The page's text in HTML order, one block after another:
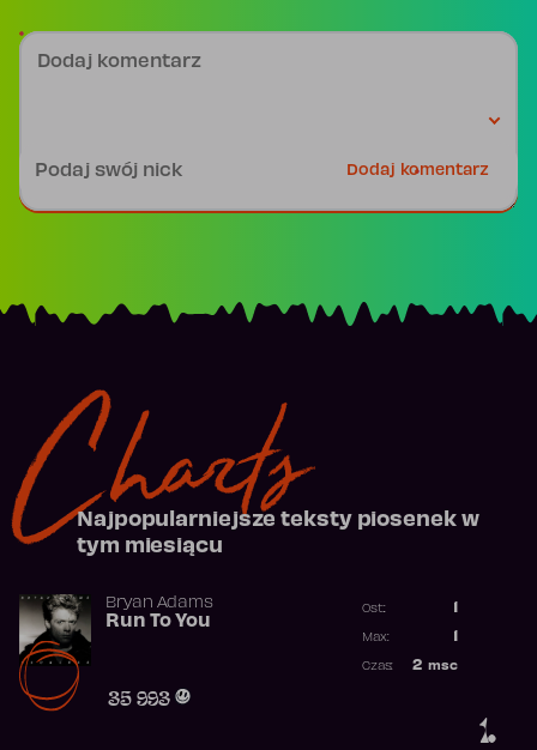
Dodaj komentarz
Dodaj komentarz
Charts
Najpopularniejsze teksty piosenek w
tym miesiącu
1.
Bryan Adams
Run To You
35 993
Ost.:
Max:
2 msc
Czas: